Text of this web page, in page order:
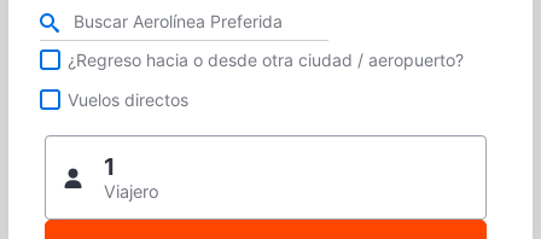
Refina tu búsqueda por aerolínea, ciudad o aeropuerto o vuelos directos
¿Regreso hacia o desde otra ciudad / aeropuerto?
Vuelos directos
1
Viajero